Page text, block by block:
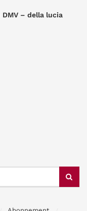
DMV – della lucia